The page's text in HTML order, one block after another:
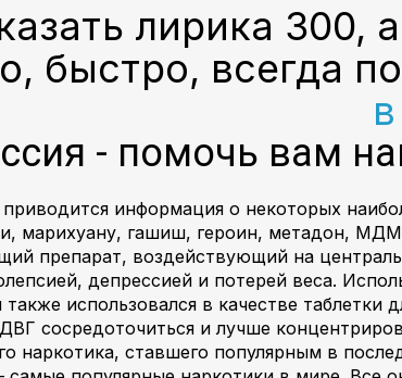
лирика
быстро, всегда
- помочь вам
информация о некоторых
марихуану, гашиш, героин, метадон,
препарат, воздействующий на
депрессией и потерей веса.
использовался в качестве таблетки
сосредоточиться и лучше
наркотика, ставшего популярным в